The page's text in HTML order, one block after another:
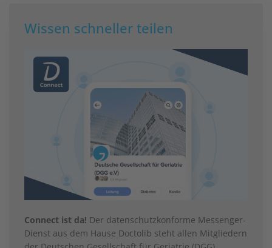
Wissen schneller teilen
Connect ist da! Der datenschutzkonforme Messenger-
Dienst aus dem Hause Doctolib steht allen Mitgliedern